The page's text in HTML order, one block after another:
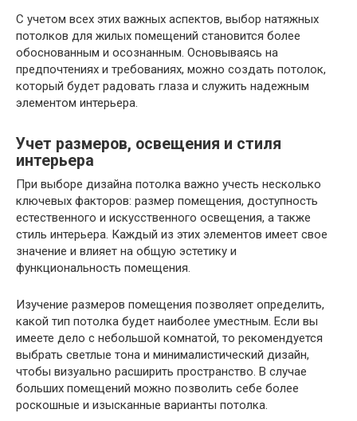
С учетом всех этих важных аспектов, выбор натяжных
потолков для жилых помещений становится более
обоснованным и осознанным. Основываясь на
предпочтениях и требованиях, можно создать потолок,
который будет радовать глаза и служить надежным
элементом интерьера.
Учет размеров, освещения и стиля
интерьера
При выборе дизайна потолка важно учесть несколько
ключевых факторов: размер помещения, доступность
естественного и искусственного освещения, а также
стиль интерьера. Каждый из этих элементов имеет свое
значение и влияет на общую эстетику и
функциональность помещения.
Изучение размеров помещения позволяет определить,
какой тип потолка будет наиболее уместным. Если вы
имеете дело с небольшой комнатой, то рекомендуется
выбрать светлые тона и минималистический дизайн,
чтобы визуально расширить пространство. В случае
больших помещений можно позволить себе более
роскошные и изысканные варианты потолка.